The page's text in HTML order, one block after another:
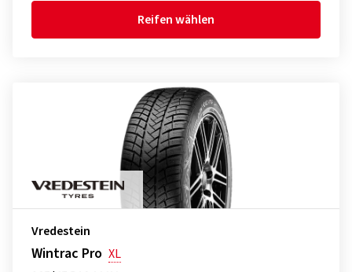
Reifen wählen
Vredestein
Wintrac Pro XL